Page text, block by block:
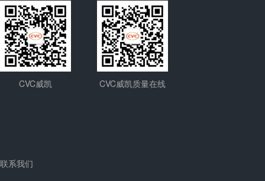
CVC威凯 CVC威凯质量在线
联系我们